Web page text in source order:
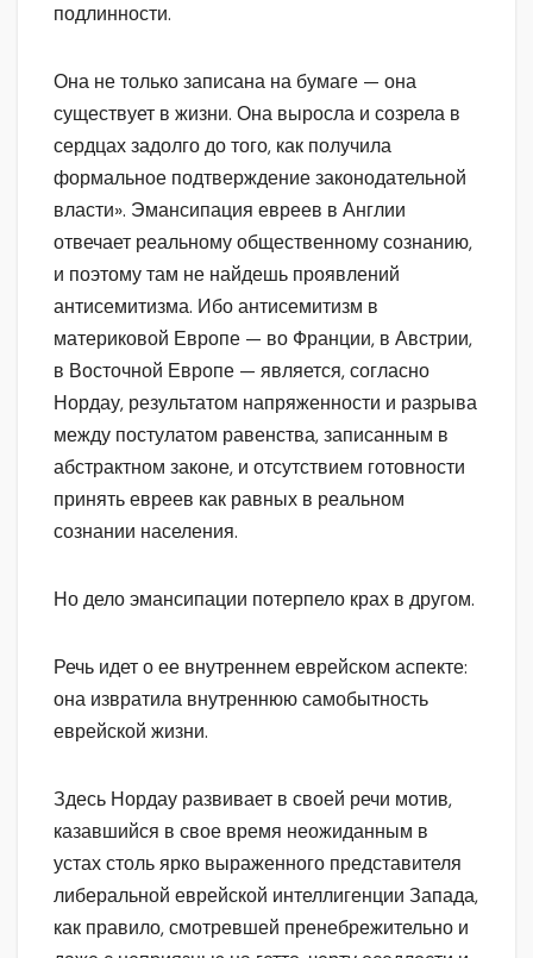
подлинности.
Она не только записана на бумаге — она
существует в жизни. Она выросла и созрела в
сердцах задолго до того, как получила
формальное подтверждение законодательной
власти». Эмансипация евреев в Англии
отвечает реальному общественному сознанию,
и поэтому там не найдешь проявлений
антисемитизма. Ибо антисемитизм в
материковой Европе — во Франции, в Австрии,
в Восточной Европе — является, согласно
Нордау, результатом напряженности и разрыва
между постулатом равенства, записанным в
абстрактном законе, и отсутствием готовности
принять евреев как равных в реальном
сознании населения.
Но дело эмансипации потерпело крах в другом.
Речь идет о ее внутреннем еврейском аспекте:
она извратила внутреннюю самобытность
еврейской жизни.
Здесь Нордау развивает в своей речи мотив,
казавшийся в свое время неожиданным в
устах столь ярко выраженного представителя
либеральной еврейской интеллигенции Запада,
как правило, смотревшей пренебрежительно и